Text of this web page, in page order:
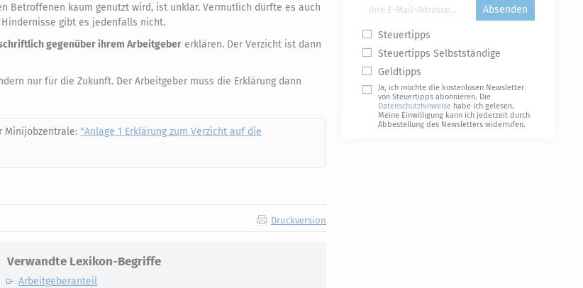
Betroffenen kaum genutzt wird, ist unklar. Vermutlich dürfte es auch
gibt es jedenfalls nicht.
gegenüber ihrem Arbeitgeber erklären. Der Verzicht ist dann
nur für die Zukunft. Der Arbeitgeber muss die Erklärung dann
Minijobzentrale: "Anlage 1 Erklärung zum Verzicht auf die
Druckversion
Verwandte Lexikon-Begriffe
Arbeitgeberanteil
Absenden
Steuertipps
Steuertipps Selbstständige
Geldtipps
Ja, ich möchte die kostenlosen Newsletter
von Steuertipps abonnieren. Die
Datenschutzhinweise habe ich gelesen.
Meine Einwilligung kann ich jederzeit durch
Abbestellung des Newsletters widerrufen.